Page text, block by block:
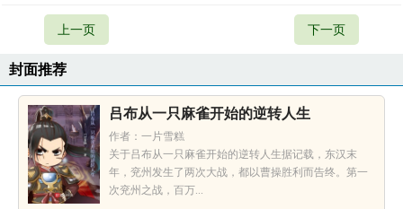
上一页 下一页
封面推荐
吕布从一只麻雀开始的逆转人生
作者：一片雪糕
关于吕布从一只麻雀开始的逆转人生据记载，东汉末
年，兖州发生了两次大战，都以曹操胜利而告终。第一
次兖州之战，百万...